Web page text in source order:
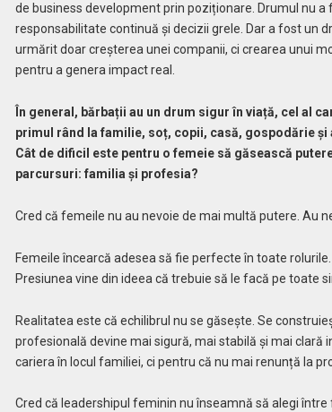
de business development prin poziționare. Drumul nu
responsabilitate continuă și decizii grele. Dar a fost un
urmărit doar creșterea unei companii, ci crearea unui
pentru a genera impact real.
În general, bărbații au un drum sigur în viață, cel al
primul rând la familie, soț, copii, casă, gospodărie
Cât de dificil este pentru o femeie să găsească
parcursuri: familia și profesia?
Cred că femeile nu au nevoie de mai multă putere. Au
Femeile încearcă adesea să fie perfecte în toate
Presiunea vine din ideea că trebuie să le facă pe toate
Realitatea este că echilibrul nu se găsește. Se
profesională devine mai sigură, mai stabilă și mai clară
cariera în locul familiei, ci pentru că nu mai renunță la
Cred că leadershipul feminin nu înseamnă să alegi